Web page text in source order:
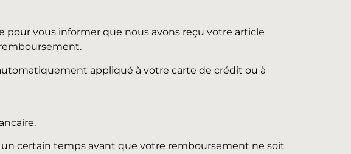
vous informer que nous avons reçu votre article
appliqué à votre carte de crédit ou à
certain temps avant que votre remboursement ne soit